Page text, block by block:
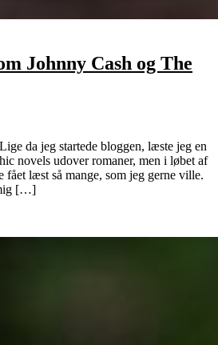
Johnny Cash og The
da jeg startede bloggen, læste jeg en
novels udover romaner, men i løbet af
fået læst så mange, som jeg gerne ville.
[…]